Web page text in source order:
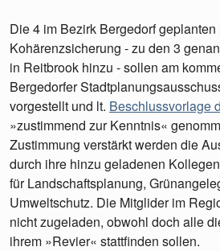
Die 4 im Bezirk Bergedorf
Kohärenzsicherung - zu den 3
in Reitbrook hinzu - sollen am
Bergedorfer
vorgestellt und lt. Beschlussvorlage
»zustimmend zur Kenntnis«
Zustimmung verstärkt werden die
durch ihre hinzu geladenen
für Landschaftsplanung,
Umweltschutz. Die Mitglider im
nicht zugeladen, obwohl doch alle
ihrem »Revier« stattfinden sollen.